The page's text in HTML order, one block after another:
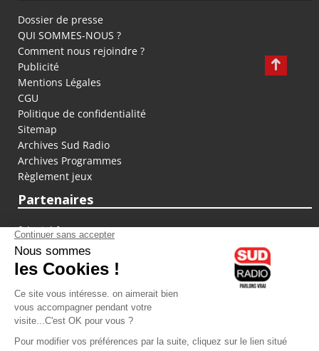
Dossier de presse
QUI SOMMES-NOUS ?
Comment nous rejoindre ?
Publicité
Mentions Légales
CGU
Politique de confidentialité
Sitemap
Archives Sud Radio
Archives Programmes
Règlement jeux
Partenaires
fiducial.fr
lyoncapitale.fr
olympique-et-lyonnais.com
L'application Iphone / Android
Téléchargez l'application